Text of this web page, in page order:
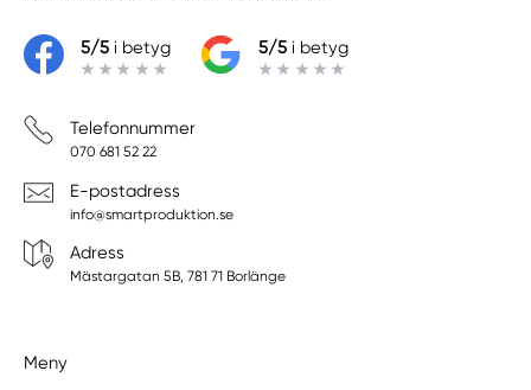
5/5i betyg 5/5i betyg
Telefonnummer
070 681 52 22
E-postadress
info@smartproduktion.se
Adress
Mästargatan 5B, 781 71 Borlänge
Meny